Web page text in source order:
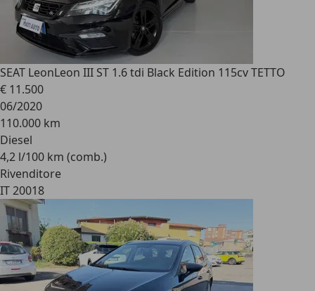
SEAT LeonLeon III ST 1.6 tdi Black Edition 115cv TETTO
€ 11.500
06/2020
110.000 km
Diesel
4,2 l/100 km (comb.)
Rivenditore
IT 20018